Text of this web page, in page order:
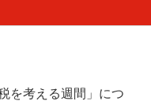
を考える週間」につ